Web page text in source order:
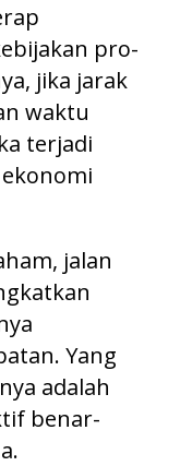
pro-
jika jarak
waktu
terjadi
jalan
Yang
adalah
benar-